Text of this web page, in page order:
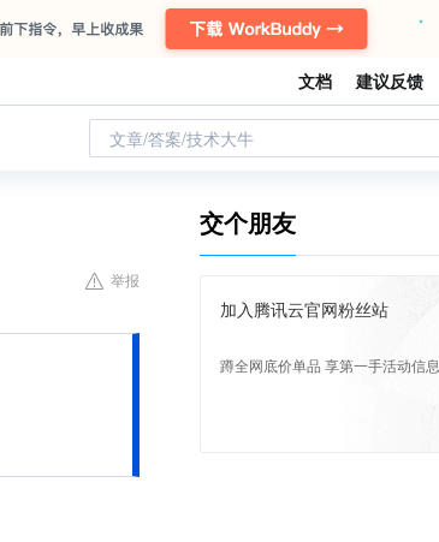
文档 建议反馈
文章/答案/技术大牛
举报
交个朋友
加入腾讯云官网粉丝站
蹲全网底价单品 享第一手活动信息